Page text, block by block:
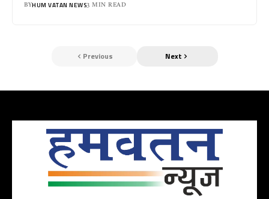
BYHUM VATAN NEWS3 MIN READ
Previous Next